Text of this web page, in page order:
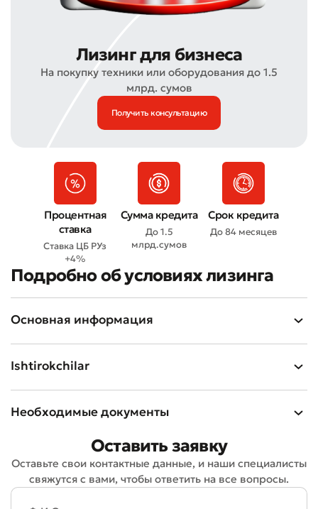
Оцените качество обслуживания
Оставить обращение
Лизинг для бизнеса
На покупку техники или оборудования до 1.5
млрд. сумов
Получить консультацию
Процентная
ставка
Ставка ЦБ РУз
+4%
Сумма кредита
До 1.5
млрд.сумов
Срок кредита
До 84 месяцев
Подробно об условиях лизинга
Основная информация
Ishtirokchilar
Необходимые документы
Оставить заявку
Оставьте свои контактные данные, и наши специалисты
свяжутся с вами, чтобы ответить на все вопросы.